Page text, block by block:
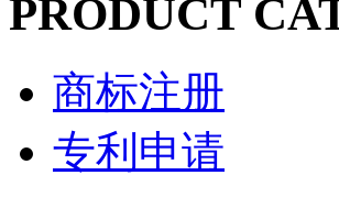
PRODUCT
商标注册
专利申请